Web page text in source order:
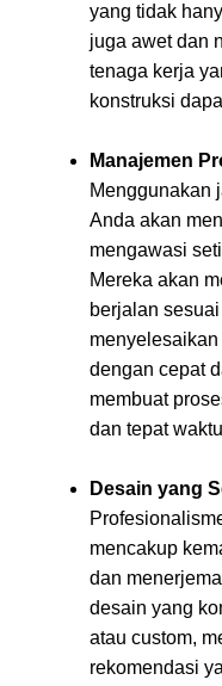
yang tidak
juga awet dan
tenaga kerja
konstruksi
Manajemen
Menggunakan
Anda akan
mengawasi
Mereka akan
berjalan
dengan cepat
membuat
dan tepat
Desain yang
mencakup
dan
desain yang
atau custom,
rekomendasi